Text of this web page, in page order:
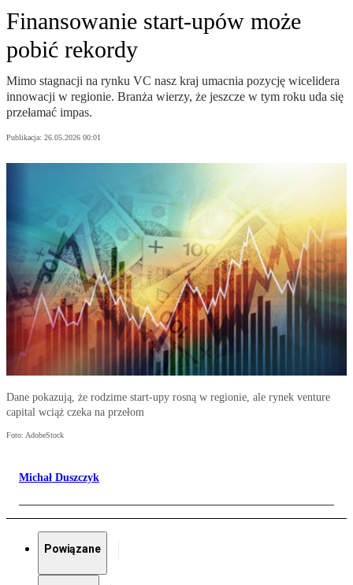
Finansowanie start-upów może
pobić rekordy
Mimo stagnacji na rynku VC nasz kraj umacnia pozycję wicelidera
innowacji w regionie. Branża wierzy, że jeszcze w tym roku uda się
przełamać impas.
Publikacja: 26.05.2026 00:01
Dane pokazują, że rodzime start-upy rosną w regionie, ale rynek venture
capital wciąż czeka na przełom
Foto: AdobeStock
Michał Duszczyk
Powiązane